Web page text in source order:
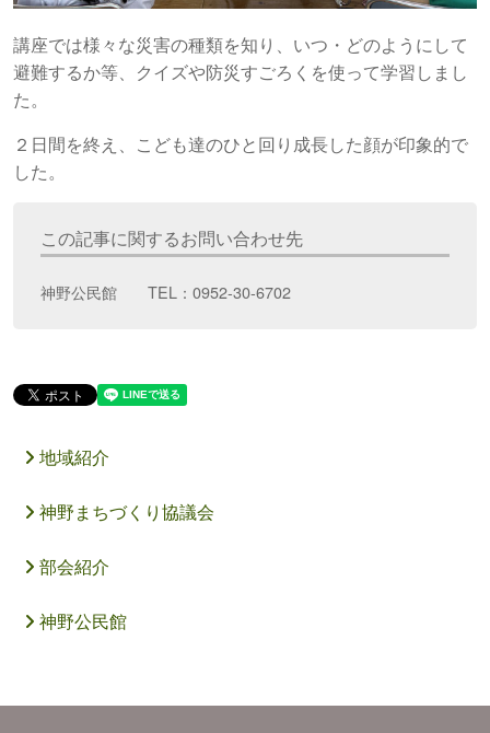
講座では様々な災害の種類を知り、いつ・どのようにして
避難するか等、クイズや防災すごろくを使って学習しまし
た。
２日間を終え、こども達のひと回り成長した顔が印象的で
した。
この記事に関するお問い合わせ先
神野公民館 TEL：0952-30-6702
地域紹介
神野まちづくり協議会
部会紹介
神野公民館